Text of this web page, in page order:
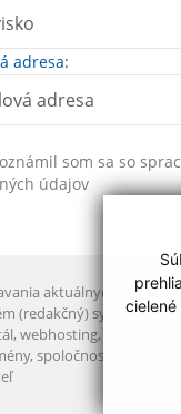
adresa:
som sa so
údajov
aktuálnych
(redakčný) systém
, webhosting,
, spoločnosť